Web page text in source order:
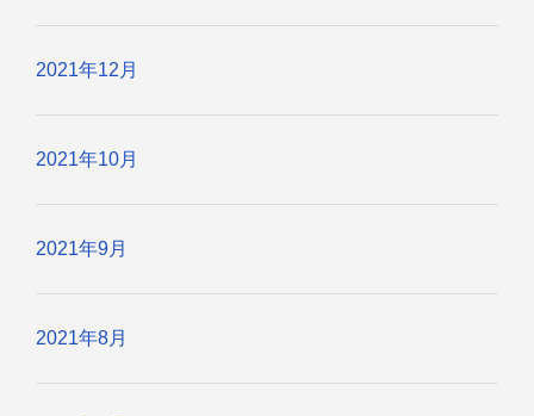
2021年12月
2021年10月
2021年9月
2021年8月